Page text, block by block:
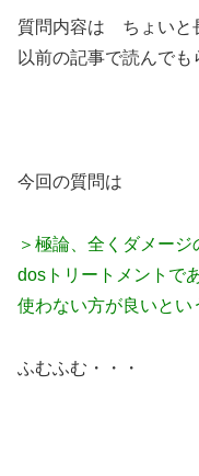
質問内容は ちょいと
以前の記事で読んでも
今回の質問は
＞極論、全くダメー
dosトリートメントで
使わない方が良いとい
ふむふむ・・・